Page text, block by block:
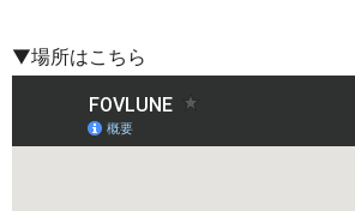
▼場所はこちら